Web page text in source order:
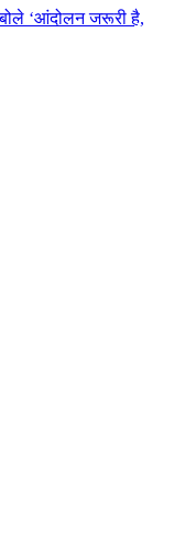
बोले ‘आंदोलन जरूरी है,